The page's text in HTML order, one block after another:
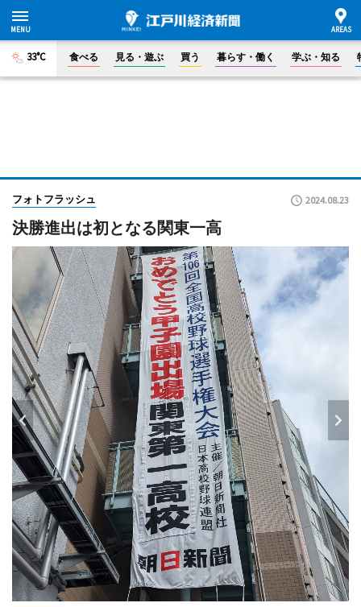
33°C 食べる 見る・遊ぶ 買う 暮らす・働く 学ぶ・知る
フォトフラッシュ 2024.08.23
決勝進出は初となる関東一高